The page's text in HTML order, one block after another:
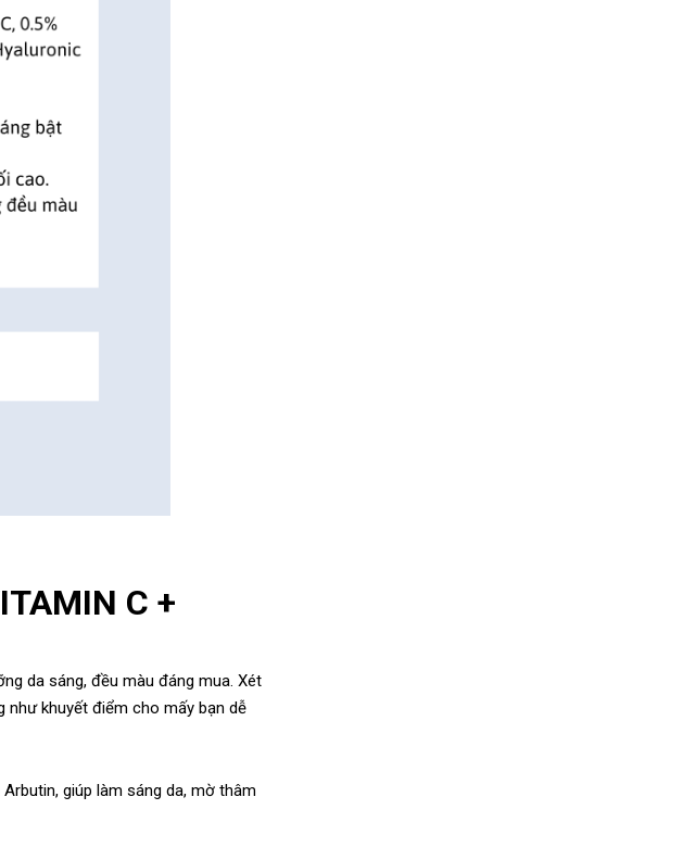
C +
da sáng, đều màu đáng mua. Xét
như khuyết điểm cho mấy bạn dễ
giúp làm sáng da, mờ thâm